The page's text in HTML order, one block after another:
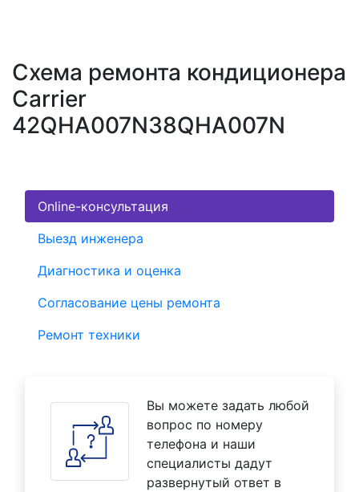
Схема ремонта кондиционера
Carrier
42QHA007N38QHA007N
Online-консультация
Выезд инженера
Диагностика и оценка
Согласование цены ремонта
Ремонт техники
Вы можете задать любой
вопрос по номеру
телефона и наши
специалисты дадут
развернутый ответ в